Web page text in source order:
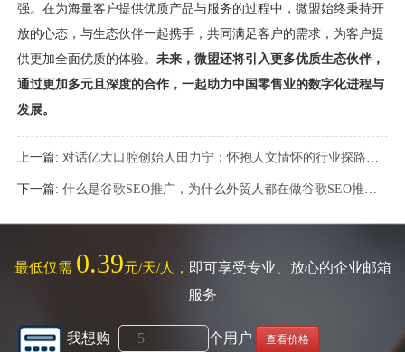
强。在为海量客户提供优质产品与服务的过程中，微盟始终秉持开
放的心态，与生态伙伴一起携手，共同满足客户的需求，为客户提
供更加全面优质的体验。未来，微盟还将引入更多优质生态伙伴，
通过更加多元且深度的合作，一起助力中国零售业的数字化进程与
发展。
上一篇: 对话亿大口腔创始人田力宁：怀抱人文情怀的行业探路者 | 口腔行业观察
下一篇:什么是谷歌SEO推广，为什么外贸人都在做谷歌SEO推广？
最低仅需 0.39元/天/人， 即可享受专业、放心的企业邮箱
服务
我想购 个用户 查看价格